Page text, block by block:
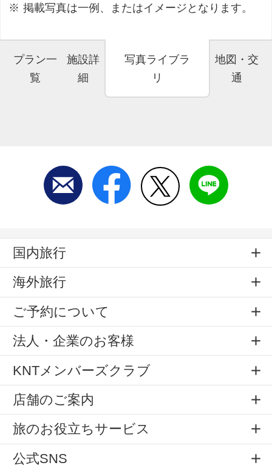
掲載写真は一例、またはイメージとなります。
プラン一
覧
施設詳
細
写真ライブラ
リ
地図・交
通
国内旅行
海外旅行
ご予約について
法人・企業のお客様
KNTメンバーズクラブ
店舗のご案内
旅のお役立ちサービス
公式SNS